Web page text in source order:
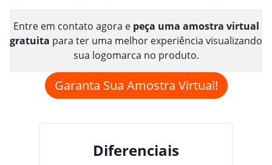
Entre em contato agora e peça uma amostra virtual
gratuita para ter uma melhor experiência visualizando
sua logomarca no produto.
Garanta Sua Amostra Virtual!
Diferenciais